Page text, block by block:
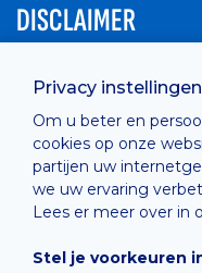
Privacy instellingen
Om u beter en
cookies op onze
partijen uw
we uw ervaring
Lees er meer over in
Stel je voorkeuren
DISCLAIMER
Privacy Policy
Cashless
Cookie Policy